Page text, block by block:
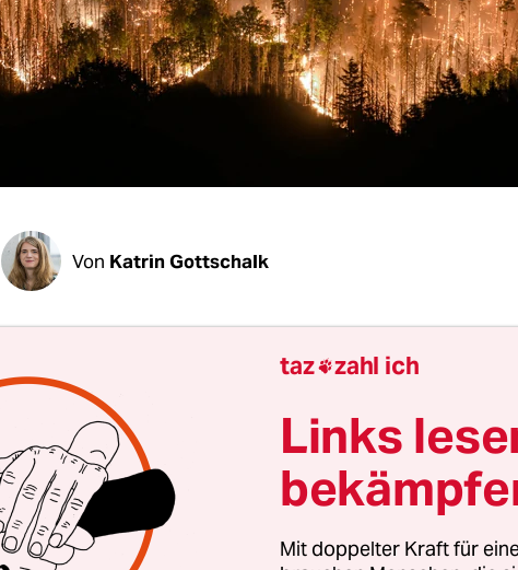
Von Katrin Gottschalk
Am Freitagmorgen riecht es wieder nach Feuer in
Waldbrände in der Böhmischen und Sächsischen
ein paar Kilometer entfernt, seit Montag versuchen
beiden Seiten der Grenze, sie zu löschen. Immer
Glutnester aufflammen. Die Angst vor neuen
In Dresden gilt mittlerweile wie in der Sächsischen
taz zahl ich
Links
Mit doppelter Kraft für